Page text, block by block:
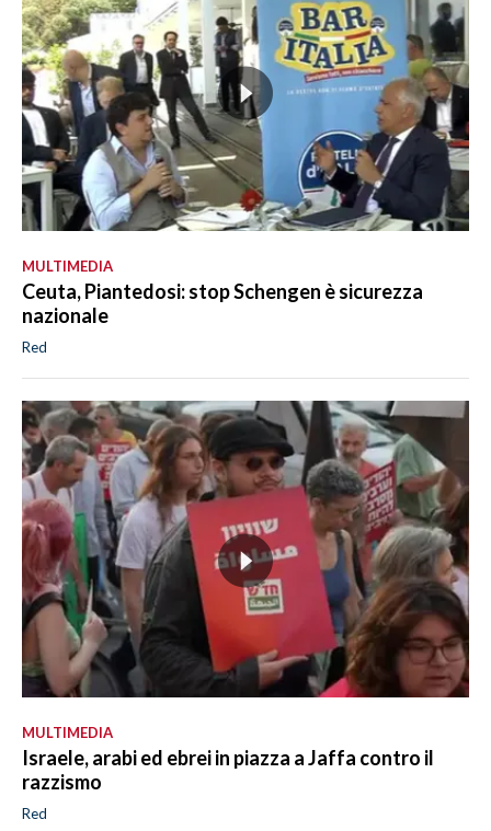
MULTIMEDIA
Ceuta, Piantedosi: stop Schengen è sicurezza
nazionale
Red
MULTIMEDIA
Israele, arabi ed ebrei in piazza a Jaffa contro il
razzismo
Red